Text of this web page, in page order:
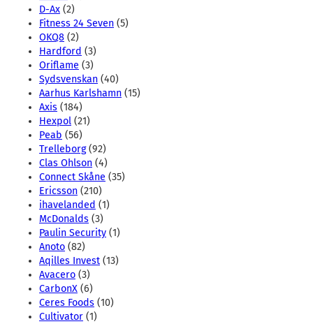
D-Ax (2)
Fitness 24 Seven (5)
OKQ8 (2)
Hardford (3)
Oriflame (3)
Sydsvenskan (40)
Aarhus Karlshamn (15)
Axis (184)
Hexpol (21)
Peab (56)
Trelleborg(92)
Clas Ohlson (4)
Connect Skåne (35)
Ericsson (210)
ihavelanded (1)
McDonalds (3)
Paulin Security (1)
Anoto (82)
Aqilles Invest (13)
Avacero (3)
CarbonX (6)
Ceres Foods (10)
Cultivator (1)